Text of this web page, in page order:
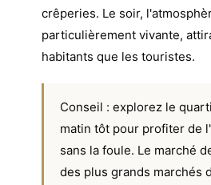
crêperies. Le soir,
particulièrement vivante,
habitants que les touristes.
Conseil : explorez le
matin tôt pour profiter de
sans la foule. Le marché
des plus grands marchés